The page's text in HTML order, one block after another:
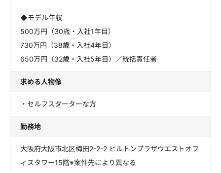
◆モデル年収
500万円（30歳・入社1年目）
730万円（38歳・入社4年目）
650万円（32歳・入社5年目）／統括責任者
求める人物像
・セルフスターターな方
勤務地
大阪府大阪市北区梅田2-2-2 ヒルトンプラザウエストオフ
ィスタワー15階※案件先により異なる